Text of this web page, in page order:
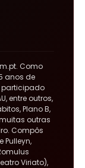
Como
anos de
participado
entre outros,
Plano B,
outras
Compôs
Pulleyn,
Viriato),